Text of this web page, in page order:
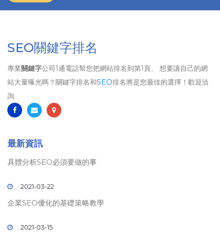
SEO關鍵字排名
專業關鍵字公司1通電話幫您把網站排名到第1頁、 想要讓自己的網
站大量曝光嗎？關鍵字排名和SEO排名將是您最佳的選擇！歡迎洽
詢
最新資訊
具體分析SEO必須要做的事
2021-03-22
企業SEO優化的基礎策略教學
2021-03-15